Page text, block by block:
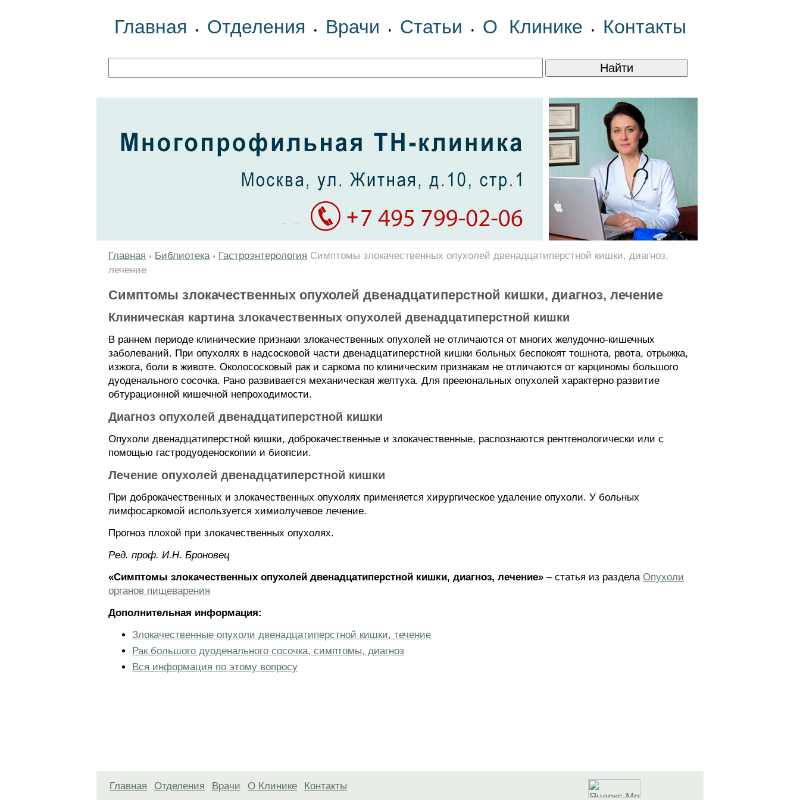
Главная • Отделения • Врачи • Статьи • О Клинике • Контакты
Главная • Библиотека • Гастроэнтерология Симптомы злокачественных опухолей двенадцатиперстной кишки, диагноз,
лечение
Симптомы злокачественных опухолей двенадцатиперстной кишки, диагноз, лечение
Клиническая картина злокачественных опухолей двенадцатиперстной кишки
В раннем периоде клинические признаки злокачественных опухолей не отличаются от многих желудочно-кишечных
заболеваний. При опухолях в надсосковой части двенадцатиперстной кишки больных беспокоят тошнота, рвота, отрыжка,
изжога, боли в животе. Околососковый рак и саркома по клиническим признакам не отличаются от карциномы большого
дуоденального сосочка. Рано развивается механическая желтуха. Для прееюнальных опухолей характерно развитие
обтурационной кишечной непроходимости.
Диагноз опухолей двенадцатиперстной кишки
Опухоли двенадцатиперстной кишки, доброкачественные и злокачественные, распознаются рентгенологически или с
помощью гастродуоденоскопии и биопсии.
Лечение опухолей двенадцатиперстной кишки
При доброкачественных и злокачественных опухолях применяется хирургическое удаление опухоли. У больных
лимфосаркомой используется химиолучевое лечение.
Прогноз плохой при злокачественных опухолях.
Ред. проф. И.Н. Броновец
«Симптомы злокачественных опухолей двенадцатиперстной кишки, диагноз, лечение» – статья из раздела Опухоли
органов пищеварения
Дополнительная информация:
Злокачественные опухоли двенадцатиперстной кишки, течение
Рак большого дуоденального сосочка, симптомы, диагноз
Вся информация по этому вопросу
Главная Отделения Врачи О Клинике Контакты